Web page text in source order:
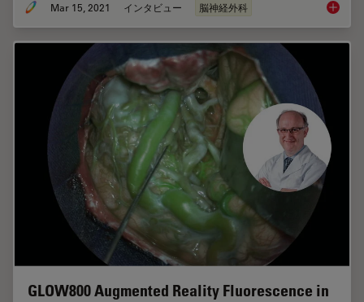
Mar 15, 2021 インタビュー 脳神経外科 How
GLOW800 Augmented Reality Fluorescence in